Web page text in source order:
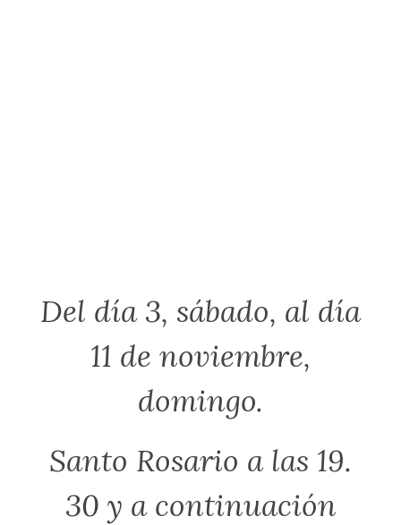
Del día 3, sábado, al día
11 de noviembre,
domingo.
Santo Rosario a las 19.
30 y a continuación